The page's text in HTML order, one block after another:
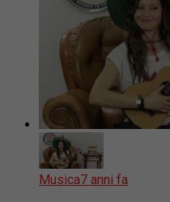
Musica7 anni fa